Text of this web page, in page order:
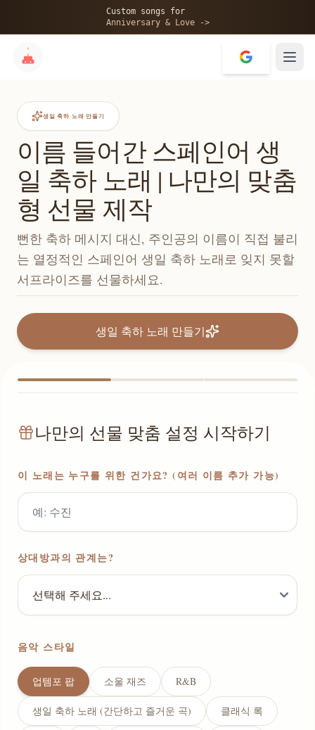
Custom songs for
Anniversary & Love ->
생일 축하 노래 만들기
이름 들어간 스페인어 생
일 축하 노래 | 나만의 맞춤
형 선물 제작
뻔한 축하 메시지 대신, 주인공의 이름이 직접 불리
는 열정적인 스페인어 생일 축하 노래로 잊지 못할
서프라이즈를 선물하세요.
생일 축하 노래 만들기
나만의 선물 맞춤 설정 시작하기
이 노래는 누구를 위한 건가요? (여러 이름 추가 가능)
상대방과의 관계는?
음악 스타일
업템포 팝 소울 재즈 R&B
생일 축하 노래 (간단하고 즐거운 곡) 클래식 록